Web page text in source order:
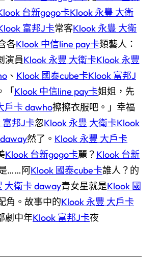
台新gogo卡Klook 永豐 大衛
富邦J卡常客Klook 永豐 大衛
各Klook 中信line pay卡類藝人：
演員Klook 永豐 大衛卡Klook 永豐
、 Klook 國泰cube卡Klook 富邦J
「Klook 中信line pay卡姐姐，先
戶卡 dawho擦擦衣服吧。」幸福
富邦J卡忽Klook 永豐 大衛卡Klook
然了。 Klook 永豐 大戶卡
Klook 台新gogo卡麗？ Klook 台新
……阿Klook 國泰cube卡誰人？的
大衛卡 daway青女星就是Klook 國
角。故事中的Klook 永豐 大戶卡
劇中年Klook 富邦J卡夜